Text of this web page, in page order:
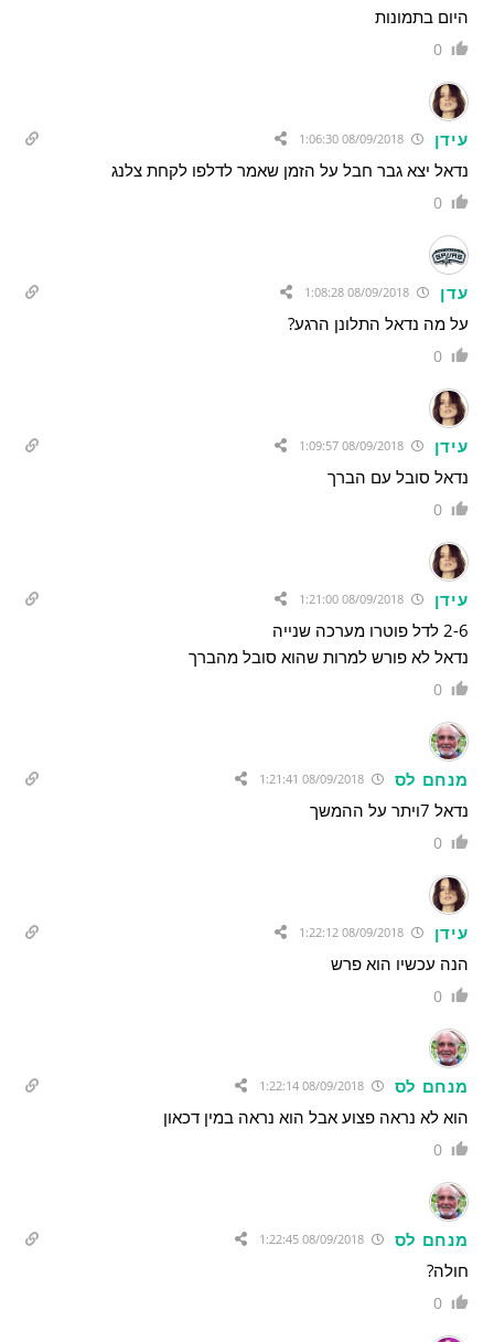
היום בתמונות
0
עידן 08/09/2018 1:06:30
נדאל יצא גבר חבל על הזמן שאמר לדלפו לקחת צלנג
0
עדן
על מה נדאל התלונן הרגע?
0
עידן 08/09/2018 1:09:57
נדאל סובל עם הברך
0
עידן 08/09/2018 1:21:00
2-6 לדל פוטרו מערכה שנייה
נדאל לא פורש למרות שהוא סובל מהברך
0
מנחם לס 08/09/2018 1:21:41
נדאל 7ויתר על ההמשך
0
עידן 08/09/2018 1:22:12
הנה עכשיו הוא פרש
0
מנחם לס 08/09/2018 1:22:14
הוא לא נראה פצוע אבל הוא נראה במין דכאון
0
מנחם לס 08/09/2018 1:22:45
חולה?
0